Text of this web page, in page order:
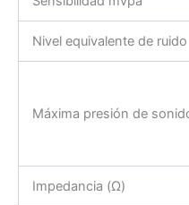
Nivel equivalente de ruido
Máxima presión de
Impedancia (Ω)